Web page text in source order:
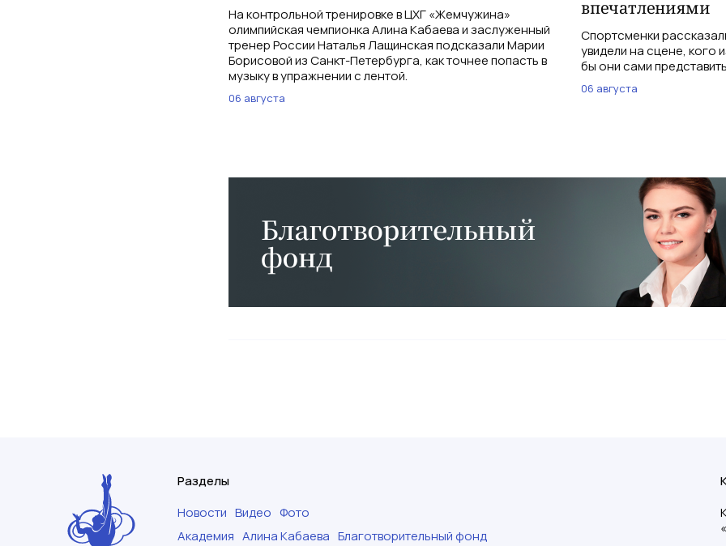
На контрольной тренировке в ЦХГ «Жемчужина»
олимпийская чемпионка Алина Кабаева и заслуженный
тренер России Наталья Лащинская подсказали Марии
Борисовой из Санкт-Петербурга, как точнее попасть в
музыку в упражнении с лентой.
06 августа
впечатлениями
Спортсменки
увидели на сцене, кого
бы они сами
06 августа
Разделы
Новости Видео Фото
Академия Алина Кабаева Благотворительный фонд